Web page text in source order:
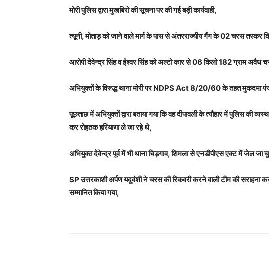
मोरी पुलिस द्वारा मुखबिरो की सूचना पर की गई बड़ी कार्यवाही,
त्यूनी, मोताड़ को जाने वाले मार्ग के पास से अंतरराज्यीय गैंग के 02 चरस तस्कर
आरोपी देवेन्द्र सिंह व ईश्वर सिंह को अल्टो कार से 06 किलो 182 ग्राम अवैध
अभियुक्तों के विरूद्ध थाना मोरी पर NDPS Act 8/20/60 के तहत मुकदमा
पूछताछ में अभियुक्तों द्वारा बताया गया कि वह दीपावली के त्यौहार में पुलिस की
कर रोहतक हरियाणा ले जा रहे थे,
अभियुक्त देवेन्द्र पूर्व में भी थाना चिड़गाव, शिमला से एनडीपीएस एक्ट में जेल जा
SP उत्तरकाशी अर्पण यदुवंशी ने चरस की रिकवरी करने वाली टीम की
सम्मानित किया गया,